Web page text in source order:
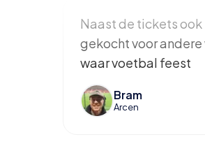
Naast de tickets
gekocht voor
waar voetbal feest
Bram
Arcen